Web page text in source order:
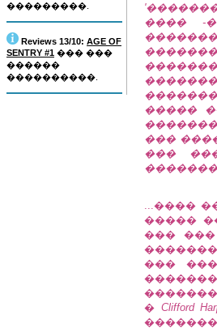
���������.
Reviews 13/10: AGE OF
SENTRY #1 ��� ���
������
����������.
���� -
�����
���
���
...����
����� ��
���
���
� Clifford